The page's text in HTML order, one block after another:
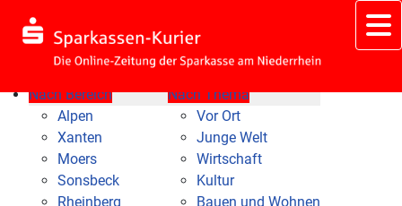
Nach Bereich
Alpen
Xanten
Moers
Sonsbeck
Rheinberg
Nach Thema
Vor Ort
Junge Welt
Wirtschaft
Kultur
Bauen und Wohnen